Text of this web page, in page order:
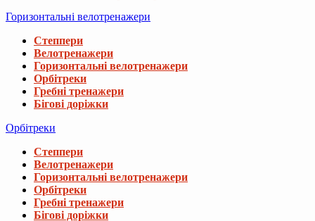
Горизонтальні велотренажери
Степпери
Велотренажери
Горизонтальні велотренажери
Орбітреки
Гребні тренажери
Бігові доріжки
Орбітреки
Степпери
Велотренажери
Горизонтальні велотренажери
Орбітреки
Гребні тренажери
Бігові доріжки